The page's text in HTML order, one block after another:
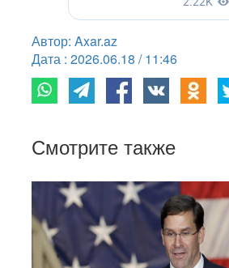
Автор: Axar.az
Дата : 2026.06.18 / 11:46
Смотрите также